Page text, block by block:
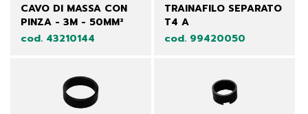
CAVO DI MASSA CON
PINZA - 3M - 50MM²
cod. 43210144
TRAINAFILO SEPARATO
T4 A
cod. 99420050